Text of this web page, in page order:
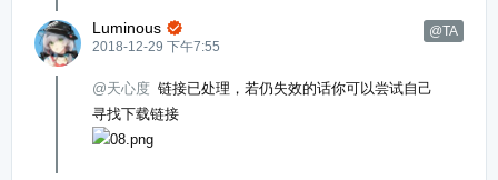
Luminous @TA

2018-12-29 下午7:55
@天心度 链接已处理，若仍失效的话你可以尝试自己
寻找下载链接